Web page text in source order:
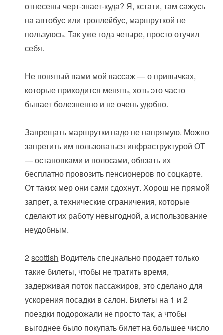
отнесены черт-знает-куда? Я, кстати, там сажусь
на автобус или троллейбус, маршруткой не
пользуюсь. Так уже года четыре, просто отучил
себя.
Не понятый вами мой пассаж — о привычках,
которые приходится менять, хоть это часто
бывает болезненно и не очень удобно.
Запрещать маршрутки надо не напрямую. Можно
запретить им пользоваться инфраструктурой ОТ
— остановками и полосами, обязать их
бесплатно провозить пенсионеров по соцкарте.
От таких мер они сами сдохнут. Хорош не прямой
запрет, а технические ограничения, которые
сделают их работу невыгодной, а использование
неудобным.
2scottish Водитель специально продает только
такие билеты, чтобы не тратить время,
задерживая поток пассажиров, это сделано для
ускорения посадки в салон. Билеты на 1 и 2
поездки подорожали не просто так, а чтобы
выгоднее было покупать билет на большее число